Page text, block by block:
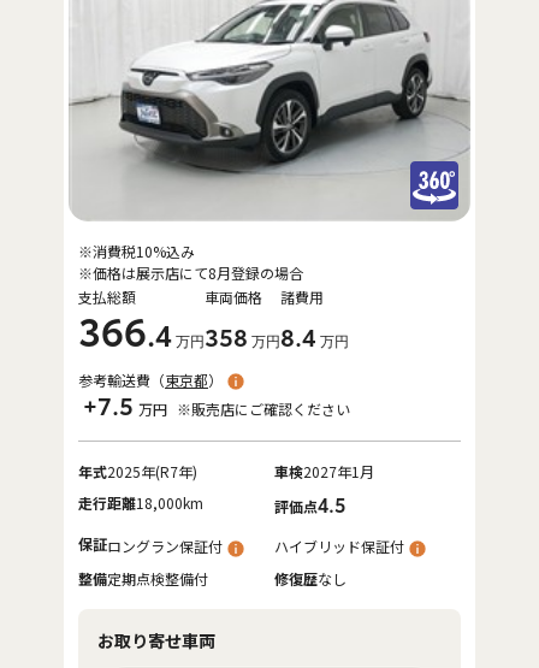
支払総額
366.4 万円
車両価格
358 万円
諸費用
8.4 万円
※消費税10%込み
※価格は展示店にて8月登録の場合
参考輸送費（東京都）
+7.5 万円 ※販売店にご確認ください
年式2025年(R7年) 車検2027年1月
走行距離18,000km 評価点4.5
保証ロングラン保証付
ハイブリッド保証付
整備定期点検整備付 修復歴なし
お取り寄せ車両